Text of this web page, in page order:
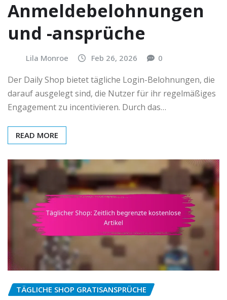
Anmeldebelohnungen
und -ansprüche
Lila Monroe Feb 26, 2026 0
Der Daily Shop bietet tägliche Login-Belohnungen, die
darauf ausgelegt sind, die Nutzer für ihr regelmäßiges
Engagement zu incentivieren. Durch das…
READ MORE
TÄGLICHE SHOP GRATISANSPRÜCHE